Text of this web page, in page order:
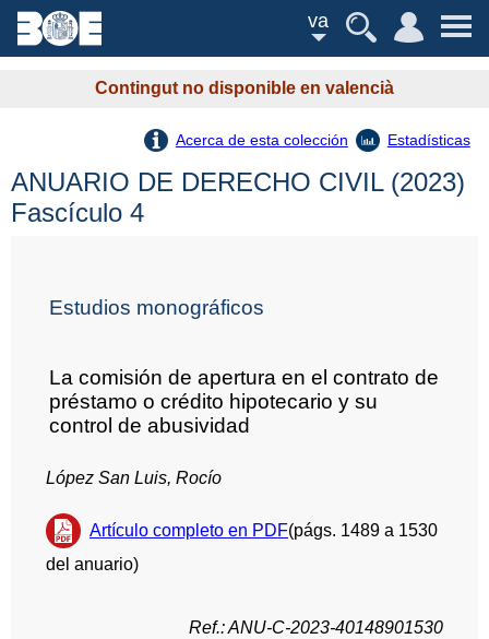
va
Contingut no disponible en valencià
Acerca de esta colección Estadísticas
ANUARIO DE DERECHO CIVIL (2023)
Fascículo 4
Estudios monográficos
La comisión de apertura en el contrato de
préstamo o crédito hipotecario y su
control de abusividad
López San Luis, Rocío
Artículo completo en PDF(págs. 1489 a 1530
del anuario)
Ref.: ANU-C-2023-40148901530